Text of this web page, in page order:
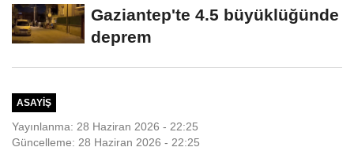
Gaziantep'te 4.5 büyüklüğünde
deprem
ASAYIŞ
Yayınlanma: 28 Haziran 2026 - 22:25
Güncelleme: 28 Haziran 2026 - 22:25